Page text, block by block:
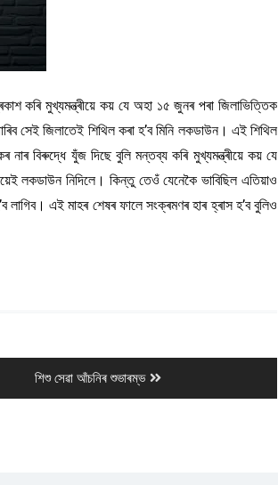
কৰি মুখ্যমন্ত্ৰীয়ে কয় যে অহা ১৫ জুনৰ পৰা জিলাভিত্তিক
সেই জিলাতেই শিথিল কৰা হ’ব মিনি লকডাউন। এই শিথিল
বিৰুদ্ধে যুঁজ দিছে বুলি মন্তব্য কৰি মুখ্যমন্ত্ৰীয়ে কয় যে
লকডাউন নিদিলে। কিন্তু তেওঁ যেনেকৈ ভাবিছিল এতিয়াও
এই মাহৰ শেষৰ ফালে সংক্ৰমণৰ হাৰ হ্ৰাস হ’ব বুলিও
Next
post:
শিশু সেৱা আঁচনিৰ শুভাৰম্ভ